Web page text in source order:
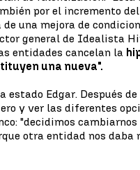
por el incremento
de una mejora de
general de Idealista
entidades cancelan la
una nueva".
estado Edgar. Después
y ver las diferentes
"decidimos
otra entidad nos daba